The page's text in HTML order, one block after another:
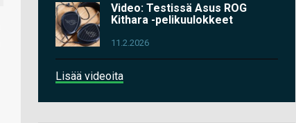
Video: Testissä Asus ROG
Kithara -pelikuulokkeet
11.2.2026
Lisää videoita